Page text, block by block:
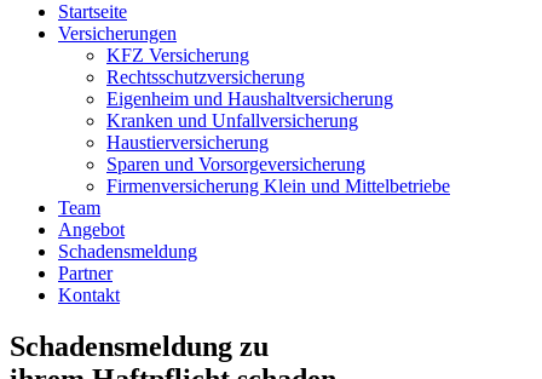
Startseite
Versicherungen
KFZ Versicherung
Rechtsschutzversicherung
Eigenheim und Haushaltversicherung
Kranken und Unfallversicherung
Haustierversicherung
Sparen und Vorsorgeversicherung
Firmenversicherung Klein und Mittelbetriebe
Team
Angebot
Schadensmeldung
Partner
Kontakt
Schadensmeldung zu